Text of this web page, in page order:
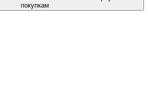
покупкам